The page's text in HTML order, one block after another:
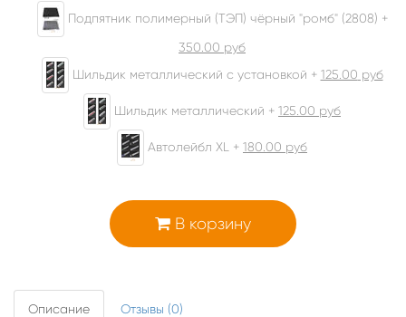
Подпятник полимерный (ТЭП) чёрный "ромб" (2808) +
350.00 руб
Шильдик металлический с установкой + 125.00 руб
Шильдик металлический + 125.00 руб
Автолейбл XL + 180.00 руб
В корзину
Описание Отзывы (0)